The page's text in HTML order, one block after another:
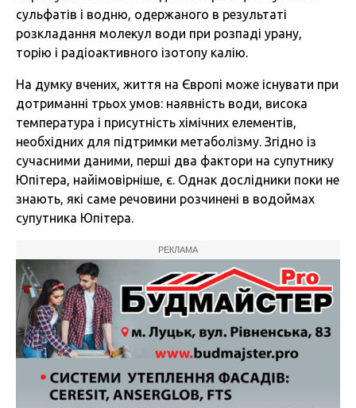
сульфатів і водню, одержаного в результаті
розкладання молекул води при розпаді урану,
торію і радіоактивного ізотопу калію.
На думку вчених, життя на Європі може існувати при
дотриманні трьох умов: наявність води, висока
температура і присутність хімічних елементів,
необхідних для підтримки метаболізму. Згідно із
сучасними даними, перші два фактори на супутнику
Юпітера, найімовірніше, є. Однак дослідники поки не
знають, які саме речовини розчинені в водоймах
супутника Юпітера.
РЕКЛАМА